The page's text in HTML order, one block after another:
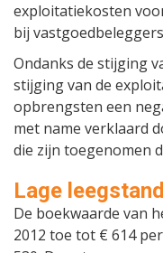
exploitatiekosten
bij
Ondanks de stijging
stijging van de
opbrengsten een
met name verklaard
die zijn toegenomen
Lage leegstand
De boekwaarde van
2012 toe tot € 614